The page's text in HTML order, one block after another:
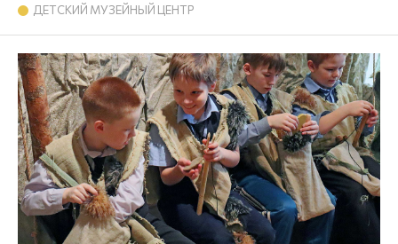
ДЕТСКИЙ МУЗЕЙНЫЙ ЦЕНТР